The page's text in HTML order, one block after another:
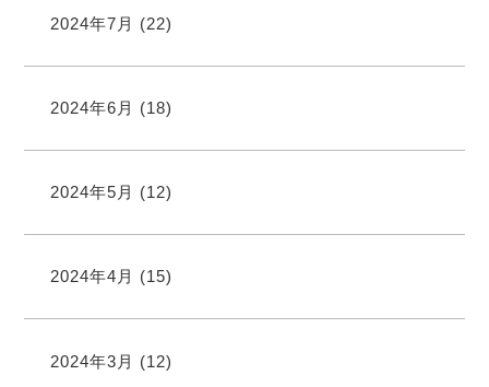
2024年7月 (22)
2024年6月 (18)
2024年5月 (12)
2024年4月 (15)
2024年3月 (12)